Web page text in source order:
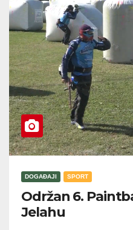
DOGAĐAJI SPORT
Održan 6.
Jelahu